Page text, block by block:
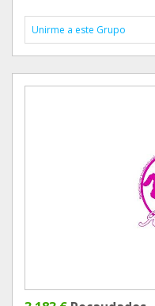
Unirme a este Grupo